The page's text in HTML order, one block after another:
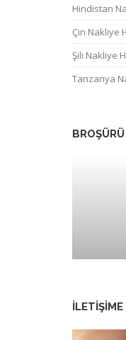
Hindistan
Çin Nakliye
Şili Nakliye
Tanzanya
İLETIŞIME